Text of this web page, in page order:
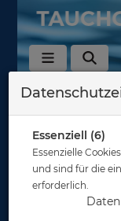
Essenziell (6)
Essenzielle
und sind für die
erforderlich.